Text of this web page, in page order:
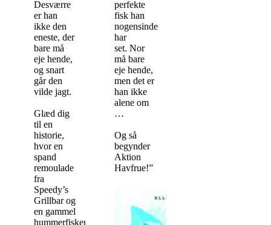
Desværre
er han
ikke den
eneste, der
bare må
eje hende,
og snart
går den
vilde jagt.
Glæd dig
til en
historie,
hvor en
spand
remoulade
fra
Speedy’s
Grillbar og
en gammel
hummerfisker
perfekte
fisk han
nogensinde
har
set. Nor
må bare
eje hende,
men det er
han ikke
alene om
…
Og så
begynder
Aktion
Havfrue!”